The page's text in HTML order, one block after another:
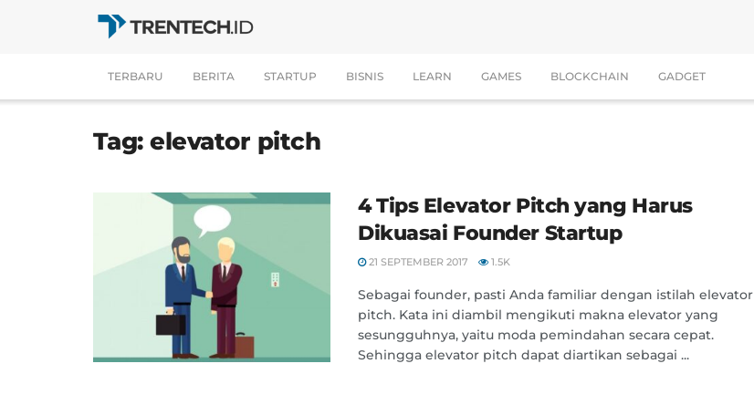
TERBARU BERITA STARTUP BISNIS LEARN GAMES BLOCKCHAIN GADGET
Tag:elevator pitch
4 Tips Elevator Pitch yang Harus
Dikuasai Founder Startup
21 SEPTEMBER 2017 1.5K
Sebagai founder, pasti Anda familiar dengan istilah elevator
pitch. Kata ini diambil mengikuti makna elevator yang
sesungguhnya, yaitu moda pemindahan secara cepat.
Sehingga elevator pitch dapat diartikan sebagai ...